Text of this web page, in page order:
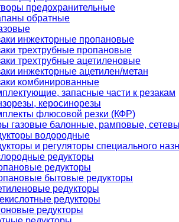
предохранительные
обратные
инжекторные пропановые
трехтрубные пропановые
трехтрубные ацетиленовые
инжекторные ацетилен/метан
комбинированные
запасные части к резакам
керосинорезы
флюсовой резки (КФР)
газовые балонные, рамповые,
водородные
и регуляторы специального
редукторы
редукторы
бытовые редукторы
редукторы
редукторы
редукторы